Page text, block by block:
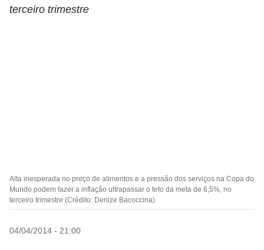
terceiro trimestre
Alta inesperada no preço de alimentos e a pressão dos serviços na Copa do
Mundo podem fazer a inflação ultrapassar o teto da meta de 6,5%, no
terceiro trimestre (Crédito: Denize Bacoccina)
04/04/2014 - 21:00